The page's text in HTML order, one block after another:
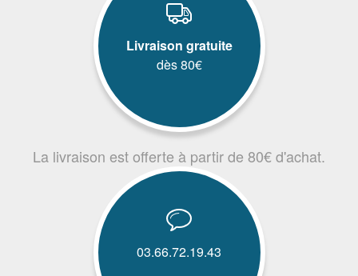
Livraison gratuite
dès 80€
La livraison est offerte à partir de 80€ d'achat.
03.66.72.19.43